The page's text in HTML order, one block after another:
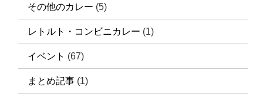
その他のカレー (5)
レトルト・コンビニカレー (1)
イベント (67)
まとめ記事 (1)